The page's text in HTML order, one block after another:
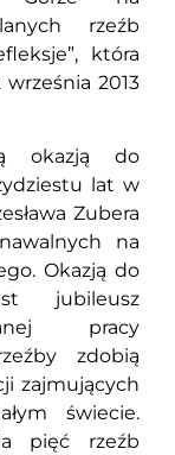
rzeźb
która
2013
okazją do
lat w
Zubera
na
Okazją do
jubileusz
pracy
zdobią
zajmujących
świecie.
pięć rzeźb